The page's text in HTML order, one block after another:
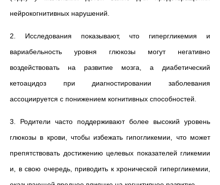
нейрокогнитивных нарушений.
2. Исследования показывают, что гипергликемия и
вариабельность уровня глюкозы могут негативно
воздействовать на развитие мозга, а диабетический
кетоацидоз при диагностировании заболевания
ассоциируется с понижением когнитивных способностей.
3. Родители часто поддерживают более высокий уровень
глюкозы в крови, чтобы избежать гипогликемии, что может
препятствовать достижению целевых показателей гликемии
и, в свою очередь, приводить к хронической гипергликемии,